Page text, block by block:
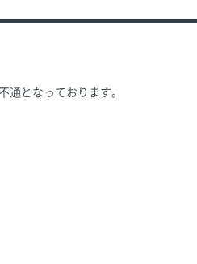
通となっております。